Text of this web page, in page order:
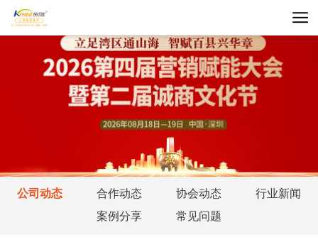
公司动态 合作动态 协会动态
行业新闻
案例分享
常见问题